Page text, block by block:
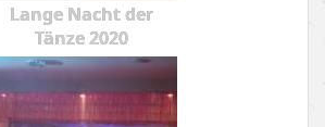
Lange Nacht der
Tänze 2020